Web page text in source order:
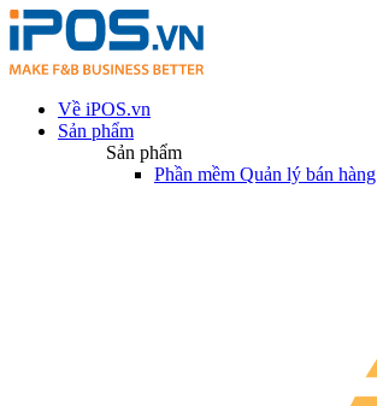
Về iPOS.vn
Sản phẩm
Sản phẩm
Phần mềm Quản lý bán hàng